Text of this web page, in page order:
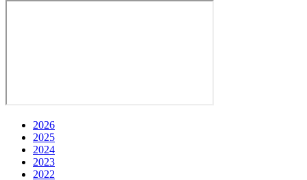
2026
2025
2024
2023
2022